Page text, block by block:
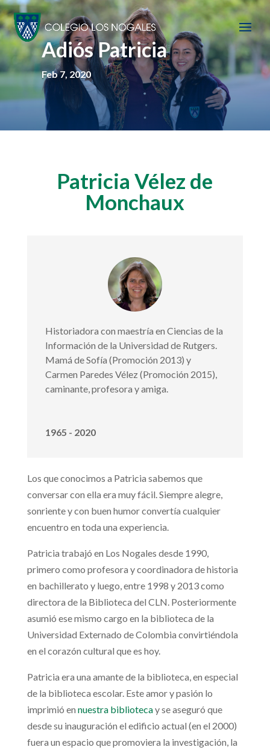
Adiós Patricia
Feb 7, 2020
Patricia Vélez de
Monchaux
Historiadora con maestría en Ciencias de la
Información de la Universidad de Rutgers.
Mamá de Sofía (Promoción 2013) y
Carmen Paredes Vélez (Promoción 2015),
caminante, profesora y amiga.
1965 - 2020
Los que conocimos a Patricia sabemos que
conversar con ella era muy fácil. Siempre alegre,
sonriente y con buen humor convertía cualquier
encuentro en toda una experiencia.
Patricia trabajó en Los Nogales desde 1990,
primero como profesora y coordinadora de historia
en bachillerato y luego, entre 1998 y 2013 como
directora de la Biblioteca del CLN. Posteriormente
asumió ese mismo cargo en la biblioteca de la
Universidad Externado de Colombia convirtiéndola
en el corazón cultural que es hoy.
Patricia era una amante de la biblioteca, en especial
de la biblioteca escolar. Este amor y pasión lo
imprimió en nuestra bibliotecay se aseguró que
desde su inauguración el edificio actual (en el 2000)
fuera un espacio que promoviera la investigación, la